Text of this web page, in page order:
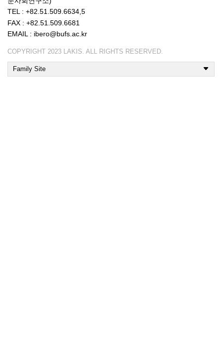
TEL : +82.51.509.6634,5
FAX : +82.51.509.6681
EMAIL : ibero@bufs.ac.kr
COPYRIGHT 2023 LAKIS. ALL RIGHTS RESERVED.
Family Site